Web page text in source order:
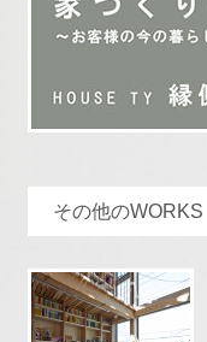
その他のWORKS